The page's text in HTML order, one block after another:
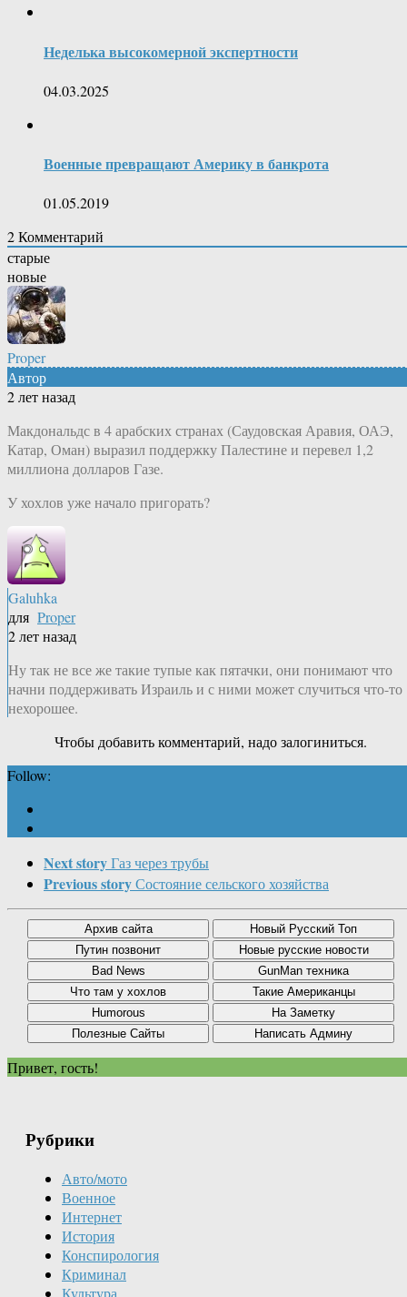
Неделька высокомерной экспертности
04.03.2025
Военные превращают Америку в банкрота
01.05.2019
2Комментарий
старые
новые
Proper
Автор
2 лет назад
Макдональдс в 4 арабских странах (Саудовская Аравия, ОАЭ,
Катар, Оман) выразил поддержку Палестине и перевел 1,2
миллиона долларов Газе.
У хохлов уже начало пригорать?
Galuhka
для Proper
2 лет назад
Ну так не все же такие тупые как пятачки, они понимают что
начни поддерживать Израиль и с ними может случиться что-то
нехорошее.
Чтобы добавить комментарий, надо залогиниться.
Follow:
Next storyГаз через трубы
Previous storyСостояние сельского хозяйства
Привет, гость!
Рубрики
Авто/мото
Военное
Интернет
История
Конспирология
Криминал
Культура